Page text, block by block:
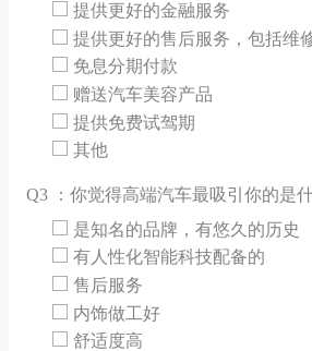
提供更好的金融服务
提供更好的售后服务，包括维
免息分期付款
赠送汽车美容产品
提供免费试驾期
其他
Q3 ：你觉得高端汽车最吸引你的是
是知名的品牌，有悠久的历史
有人性化智能科技配备的
售后服务
内饰做工好
舒适度高